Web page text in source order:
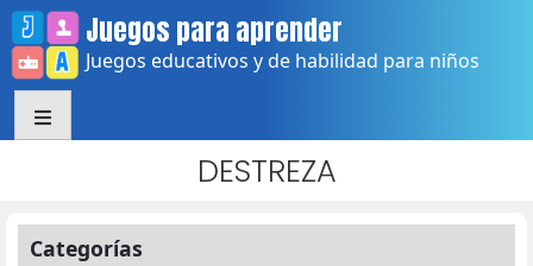
Skip
to
content
Juegos para aprender
Juegos educativos y de habilidad para niños
DESTREZA
Categorías